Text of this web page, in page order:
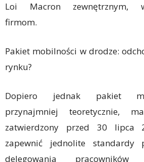
Loi Macron zewnętrznym,
firmom.
Pakiet mobilności w drodze:
rynku?
Dopiero jednak pakiet
przynajmniej teoretycznie,
zatwierdzony przed 30 lipca
zapewnić jednolite standardy
delegowania pracowników